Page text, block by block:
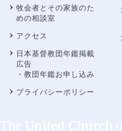
牧会者とその家族のた
めの相談室
アクセス
日本基督教団年鑑掲載
広告
・教団年鑑お申し込み
プライバシーポリシー